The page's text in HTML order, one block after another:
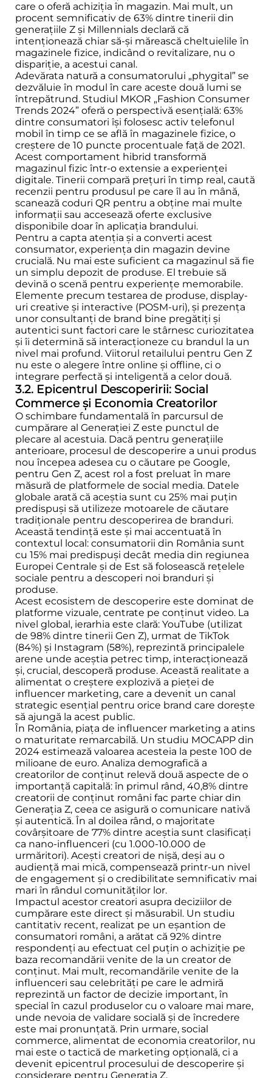
care o oferă achiziția în magazin. Mai mult, un
procent semnificativ de 63% dintre tinerii din
generațiile Z și Millennials declară că
intenționează chiar să-și mărească cheltuielile în
magazinele fizice, indicând o revitalizare, nu o
dispariție, a acestui canal.
Adevărata natură a consumatorului „phygital” se
dezvăluie în modul în care aceste două lumi se
întrepătrund. Studiul MKOR „Fashion Consumer
Trends 2024” oferă o perspectivă esențială: 63%
dintre consumatori își folosesc activ telefonul
mobil în timp ce se află în magazinele fizice, o
creștere de 10 puncte procentuale față de 2021.
Acest comportament hibrid transformă
magazinul fizic într-o extensie a experienței
digitale. Tinerii compară prețuri în timp real, caută
recenzii pentru produsul pe care îl au în mână,
scanează coduri QR pentru a obține mai multe
informații sau accesează oferte exclusive
disponibile doar în aplicația brandului.
Pentru a capta atenția și a converti acest
consumator, experiența din magazin devine
crucială. Nu mai este suficient ca magazinul să fie
un simplu depozit de produse. El trebuie să
devină o scenă pentru experiențe memorabile.
Elemente precum testarea de produse, display-
uri creative și interactive (POSM-uri), și prezența
unor consultanți de brand bine pregătiți și
autentici sunt factori care le stârnesc curiozitatea
și îi determină să interacționeze cu brandul la un
nivel mai profund. Viitorul retailului pentru Gen Z
nu este o alegere între online și offline, ci o
integrare perfectă și inteligentă a celor două.
3.2. Epicentrul Descoperirii: Social
Commerce și Economia Creatorilor
O schimbare fundamentală în parcursul de
cumpărare al Generației Z este punctul de
plecare al acestuia. Dacă pentru generațiile
anterioare, procesul de descoperire a unui produs
nou începea adesea cu o căutare pe Google,
pentru Gen Z, acest rol a fost preluat în mare
măsură de platformele de social media. Datele
globale arată că aceștia sunt cu 25% mai puțin
predispuși să utilizeze motoarele de căutare
tradiționale pentru descoperirea de branduri.
Această tendință este și mai accentuată în
contextul local: consumatorii din România sunt
cu 15% mai predispuși decât media din regiunea
Europei Centrale și de Est să folosească rețelele
sociale pentru a descoperi noi branduri și
produse.
Acest ecosistem de descoperire este dominat de
platforme vizuale, centrate pe conținut video. La
nivel global, ierarhia este clară: YouTube (utilizat
de 98% dintre tinerii Gen Z), urmat de TikTok
(84%) și Instagram (58%), reprezintă principalele
arene unde aceștia petrec timp, interacționează
și, crucial, descoperă produse. Această realitate a
alimentat o creștere explozivă a pieței de
influencer marketing, care a devenit un canal
strategic esențial pentru orice brand care dorește
să ajungă la acest public.
În România, piața de influencer marketing a atins
o maturitate remarcabilă. Un studiu MOCAPP din
2024 estimează valoarea acesteia la peste 100 de
milioane de euro. Analiza demografică a
creatorilor de conținut relevă două aspecte de o
importanță capitală: în primul rând, 40,8% dintre
creatorii de conținut români fac parte chiar din
Generația Z, ceea ce asigură o comunicare nativă
și autentică. În al doilea rând, o majoritate
covârșitoare de 77% dintre aceștia sunt clasificați
ca nano-influenceri (cu 1.000-10.000 de
urmăritori). Acești creatori de nișă, deși au o
audiență mai mică, compensează printr-un nivel
de engagement și o credibilitate semnificativ mai
mari în rândul comunităților lor.
Impactul acestor creatori asupra deciziilor de
cumpărare este direct și măsurabil. Un studiu
cantitativ recent, realizat pe un eșantion de
consumatori români, a arătat că 92% dintre
respondenți au efectuat cel puțin o achiziție pe
baza recomandării venite de la un creator de
conținut. Mai mult, recomandările venite de la
influenceri sau celebrități pe care le admiră
reprezintă un factor de decizie important, în
special în cazul produselor cu o valoare mai mare,
unde nevoia de validare socială și de încredere
este mai pronunțată. Prin urmare, social
commerce, alimentat de economia creatorilor, nu
mai este o tactică de marketing opțională, ci a
devenit epicentrul procesului de descoperire și
considerare pentru Generația Z.